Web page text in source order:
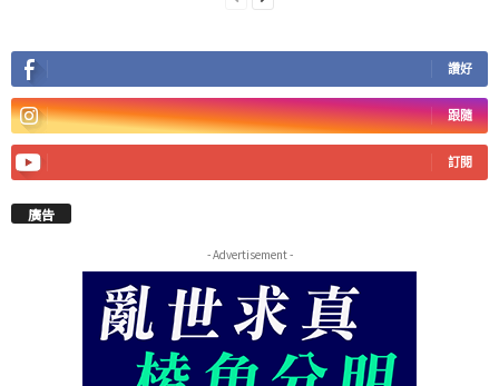
讚好
跟隨
訂閱
廣告
- Advertisement -